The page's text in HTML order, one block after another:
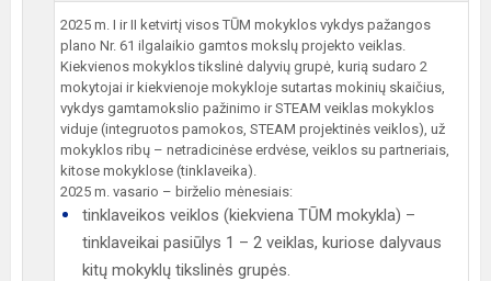
2025 m. I ir II ketvirtį visos TŪM mokyklos vykdys pažangos
plano Nr. 61 ilgalaikio gamtos mokslų projekto veiklas.
Kiekvienos mokyklos tikslinė dalyvių grupė, kurią sudaro 2
mokytojai ir kiekvienoje mokykloje sutartas mokinių skaičius,
vykdys gamtamokslio pažinimo ir STEAM veiklas mokyklos
viduje (integruotos pamokos, STEAM projektinės veiklos), už
mokyklos ribų – netradicinėse erdvėse, veiklos su partneriais,
kitose mokyklose (tinklaveika).
2025 m. vasario – birželio mėnesiais:
tinklaveikos veiklos (kiekviena TŪM mokykla) –
tinklaveikai pasiūlys 1 – 2 veiklas, kuriose dalyvaus
kitų mokyklų tikslinės grupės.